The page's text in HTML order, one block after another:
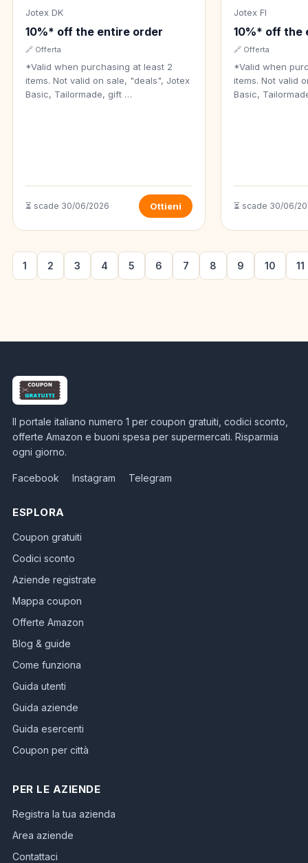
Jotex DK
10%* off the entire order
🔗 Offerta
*Valid when purchasing at least 2
items. Not valid on sale, "deals", Jotex
Basic, Tailormade, gift …
⏳ scade 30/06/2026 Ottieni
Jotex FI
10%* off the
🔗 Offerta
*Valid when
items. Not valid
Basic,
⏳ scade 30/06/
1 2 3 4 5 6 7 8 9 10 11
Il portale italiano numero 1 per coupon gratuiti, codici sconto,
offerte Amazon e buoni spesa per supermercati. Risparmia
ogni giorno.
Facebook Instagram Telegram
ESPLORA
Coupon gratuiti
Codici sconto
Aziende registrate
Mappa coupon
Offerte Amazon
Blog & guide
Come funziona
Guida utenti
Guida aziende
Guida esercenti
Coupon per città
PER LE AZIENDE
Registra la tua azienda
Area aziende
Contattaci